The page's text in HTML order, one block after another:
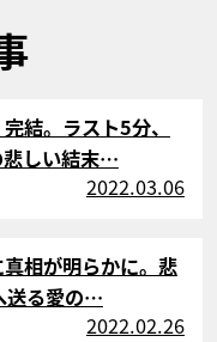
結。ラスト5分、
悲しい結末…
2022.03.06
真相が明らかに。悲
送る愛の…
2022.02.26